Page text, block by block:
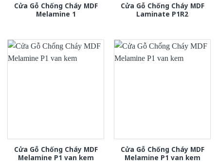
Cửa Gỗ Chống Cháy MDF
Melamine 1
Cửa Gỗ Chống Cháy MDF
Laminate P1R2
Cửa Gỗ Chống Cháy MDF
Melamine P1 van kem
Cửa Gỗ Chống Cháy MDF
Melamine P1 van kem